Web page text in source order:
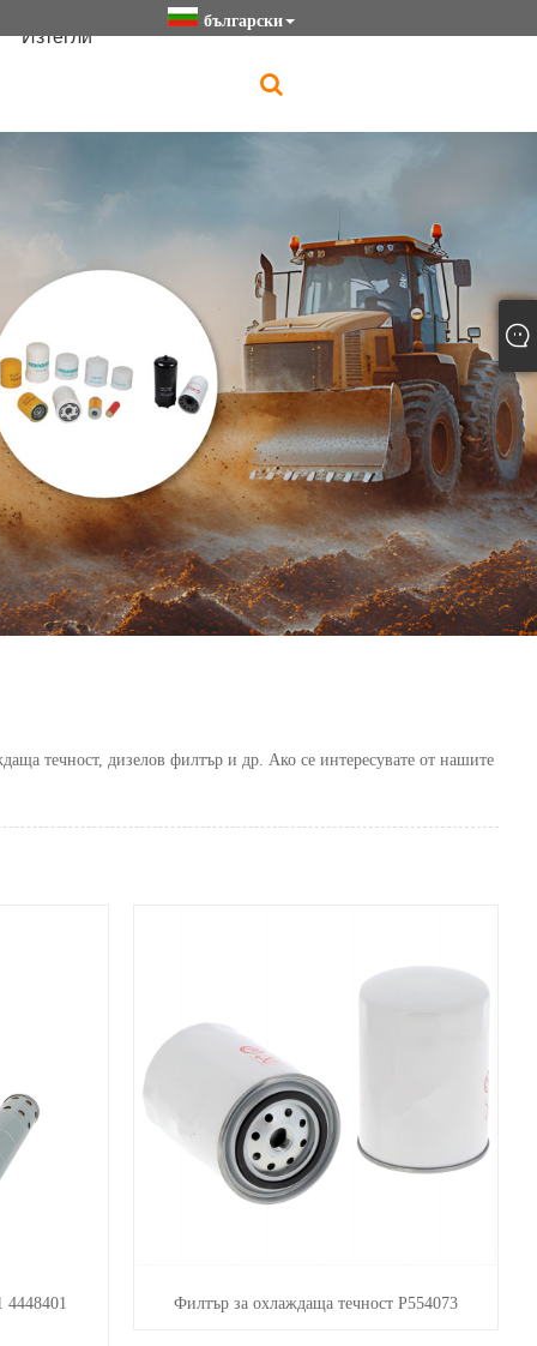
български
Изтегли
течност, дизелов филтър и др. Ако се интересувате от нашите
4448401
Филтър за охлаждаща течност P554073